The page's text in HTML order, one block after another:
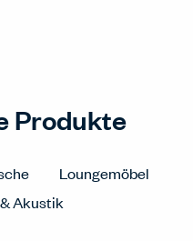
Produkte
Loungemöbel
Akustik